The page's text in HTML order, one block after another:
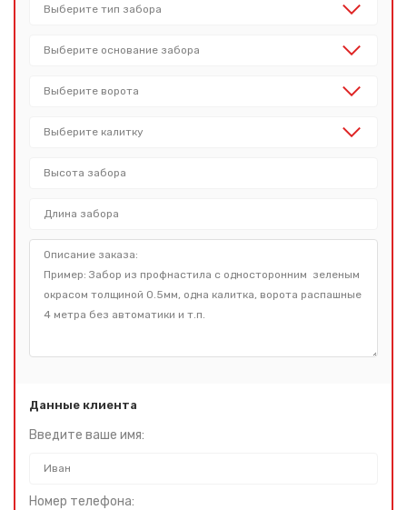
Данные клиента
Введите ваше имя:
Номер телефона: